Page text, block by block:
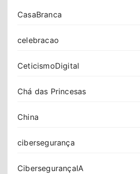
CasaBranca
celebracao
CeticismoDigital
Chá das Princesas
China
cibersegurança
CibersegurançaIA